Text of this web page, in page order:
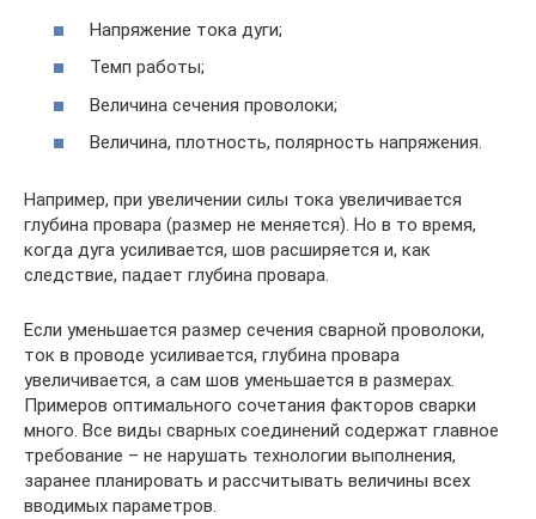
Напряжение тока дуги;
Темп работы;
Величина сечения проволоки;
Величина, плотность, полярность напряжения.
Например, при увеличении силы тока увеличивается
глубина провара (размер не меняется). Но в то время,
когда дуга усиливается, шов расширяется и, как
следствие, падает глубина провара.
Если уменьшается размер сечения сварной проволоки,
ток в проводе усиливается, глубина провара
увеличивается, а сам шов уменьшается в размерах.
Примеров оптимального сочетания факторов сварки
много. Все виды сварных соединений содержат главное
требование – не нарушать технологии выполнения,
заранее планировать и рассчитывать величины всех
вводимых параметров.